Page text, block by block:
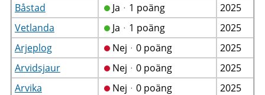
Båstad
Jaᆞ1 poäng
2025
Vetlanda
Jaᆞ1 poäng
2025
Arjeplog
Nejᆞ0 poäng
2025
Arvidsjaur
Nejᆞ0 poäng
2025
Arvika
Nejᆞ0 poäng
2025